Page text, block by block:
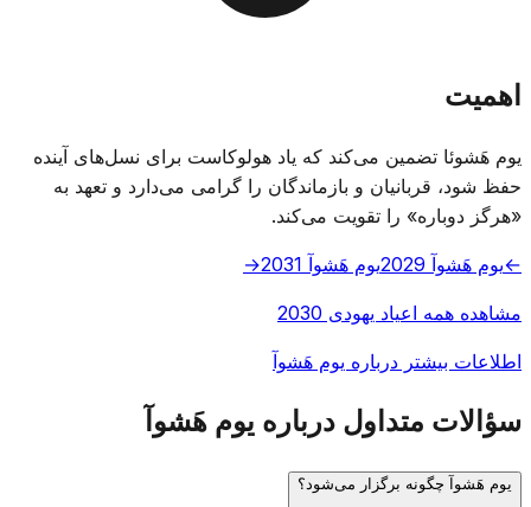
اهمیت
یوم هَشوئا تضمین می‌کند که یاد هولوکاست برای نسل‌های آینده
حفظ شود، قربانیان و بازماندگان را گرامی می‌دارد و تعهد به
«هرگز دوباره» را تقویت می‌کند.
←یوم هَشوآ 2029 یوم هَشوآ 2031 →
مشاهده همه اعیاد یهودی 2030
اطلاعات بیشتر درباره یوم هَشوآ
سؤالات متداول درباره یوم هَشوآ
یوم هَشوآ چگونه برگزار می‌شود؟